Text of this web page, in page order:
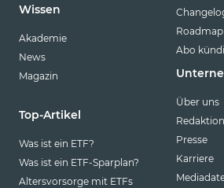
Wissen
Akademie
News
Magazin
Top-Artikel
Was ist ein ETF?
Was ist ein ETF-Sparplan?
Altersvorsorge mit ETFs
Roadmap
Abo
Über uns
Redaktion
Presse
Karriere